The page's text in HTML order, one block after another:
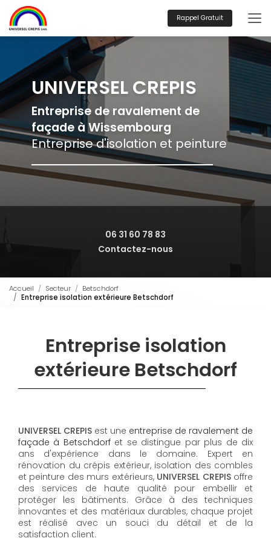
au
contenu
principal
Rappel Gratuit
UNIVERSEL CREPIS
Entreprise de ravalement de
façade à Wissembourg
Entreprise d'isolation et peinture
06 31 60 78 83
Contactez-nous
Accueil Secteur
Betschdorf
Entreprise isolation extérieure Betschdorf
Entreprise isolation
extérieure Betschdorf
UNIVERSEL CREPIS est une entreprise de ravalement de
façade à Betschdorfet se distingue par plus de dix
ans d'expérience dans le domaine. Expert en
rénovation du crépis extérieur, isolation des combles
et peinture des murs extérieurs, UNIVERSEL CREPISoffre
des services de haute qualité pour embellir et
protéger les bâtiments. Grâce à des techniques
innovantes et des matériaux durables, chaque projet
est réalisé avec un souci du détail et de la
satisfaction client.